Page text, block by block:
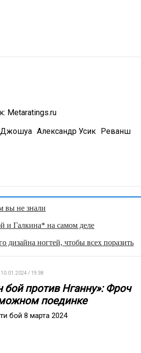
Metaratings.ru
Джошуа Александр Усик Реванш
вы не знали
и Галкина* на самом деле
ногтей, чтобы всех поразить
10.01.2024 / 19:38
против Нганну»: Фроч
поединке
бой 8 марта 2024